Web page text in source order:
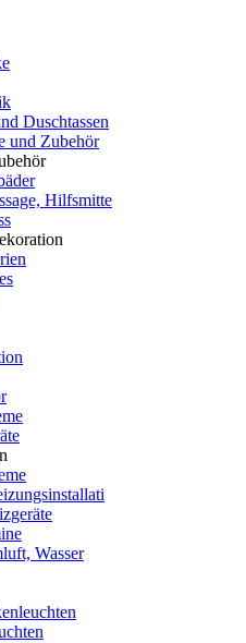
Duschtassen
und Zubehör
Hilfsmitte
Wasser